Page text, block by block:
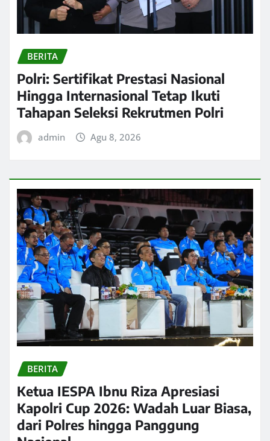
BERITA
Polri: Sertifikat Prestasi Nasional
Hingga Internasional Tetap Ikuti
Tahapan Seleksi Rekrutmen Polri
admin Agu 8, 2026
BERITA
Ketua IESPA Ibnu Riza Apresiasi
Kapolri Cup 2026: Wadah Luar Biasa,
dari Polres hingga Panggung